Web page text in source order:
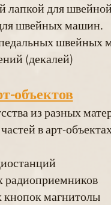
лапкой для
швейных машин.
швейных
(декалей)
объектов
из разных
в арт-
магнитолы